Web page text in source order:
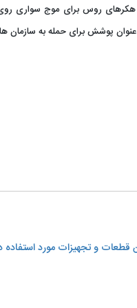
هکرهای روس برای موج سواری روی
عنوان پوشش برای حمله به سازمان